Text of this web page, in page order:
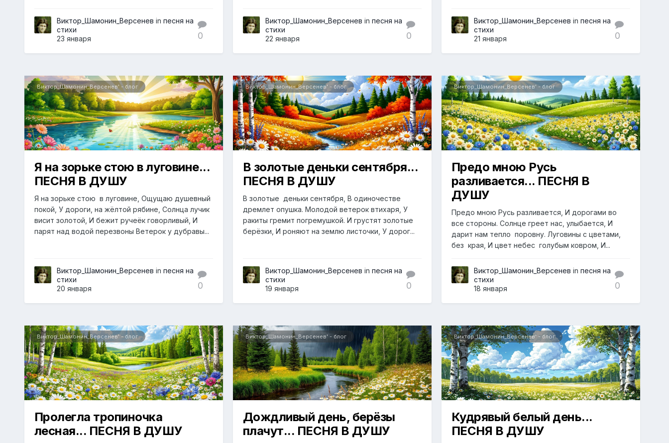
Виктор_Шамонин_Версенев in песня на
стихи
23 января
0
Виктор_Шамонин_Версенев in песня на
стихи
22 января
0
Виктор_Шамонин_Версенев in песня на
стихи
21 января
0
Виктор_Шамонин_Версенев' - блог
Я на зорьке стою в луговине...
ПЕСНЯ В ДУШУ
Я на зорьке стою в луговине, Ощущаю душевный
покой, У дороги, на жёлтой рябине, Солнца лучик
висит золотой, И бежит ручеёк говорливый, И
парят над водой перезвоны Ветерок у дубравы...
Виктор_Шамонин_Версенев in песня на
стихи
20 января
0
Виктор_Шамонин_Версенев' - блог
В золотые деньки сентября...
ПЕСНЯ В ДУШУ
В золотые деньки сентября, В одиночестве
дремлет опушка. Молодой ветерок втихаря, У
ракиты гремит погремушкой. И грустят золотые
берёзки, И роняют на землю листочки, У дорог...
Виктор_Шамонин_Версенев in песня на
стихи
19 января
0
Виктор_Шамонин_Версенев' - блог
Предо мною Русь
разливается... ПЕСНЯ В
ДУШУ
Предо мною Русь разливается, И дорогами во
все стороны. Солнце греет нас, улыбается, И
дарит нам тепло поровну. Луговины с цветами,
без края, И цвет небес голубым ковром, И...
Виктор_Шамонин_Версенев in песня на
стихи
18 января
0
Виктор_Шамонин_Версенев' - блог
Пролегла тропиночка
лесная... ПЕСНЯ В ДУШУ
Виктор_Шамонин_Версенев' - блог
Дождливый день, берёзы
плачут... ПЕСНЯ В ДУШУ
Виктор_Шамонин_Версенев' - блог
Кудрявый белый день...
ПЕСНЯ В ДУШУ